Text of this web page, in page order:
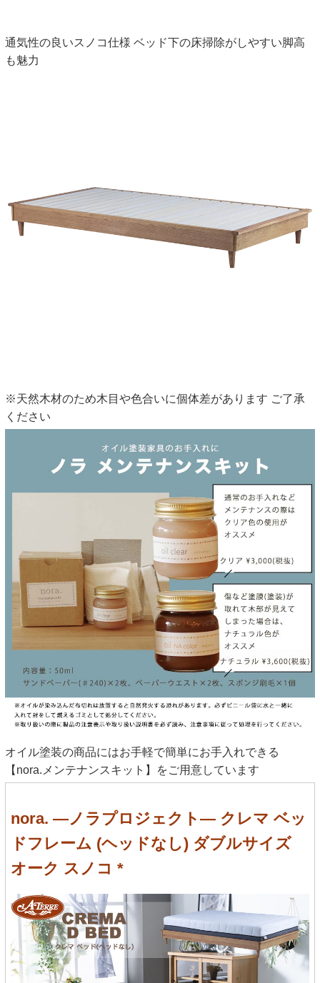
通気性の良いスノコ仕様 ベッド下の床掃除がしやすい脚高
も魅力
※天然木材のため木目や色合いに個体差があります ご了承
ください
オイル塗装の商品にはお手軽で簡単にお手入れできる
【nora.メンテナンスキット】をご用意しています
nora. ―ノラプロジェクト― クレマ ベッ
ドフレーム (ヘッドなし) ダブルサイズ
オーク スノコ *